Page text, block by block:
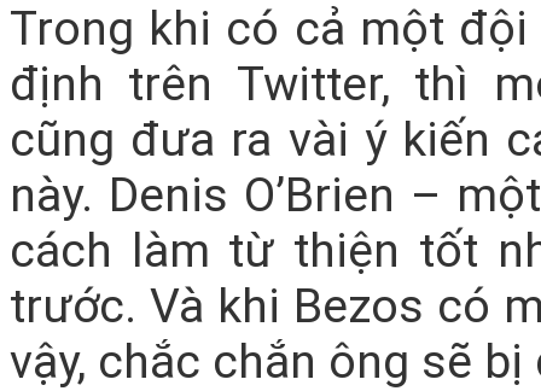
Trong khi có cả một
định trên Twitter, thì
cũng đưa ra vài ý kiến
này. Denis O’Brien –
cách làm từ thiện tốt
trước. Và khi Bezos có
vậy, chắc chắn ông sẽ bị